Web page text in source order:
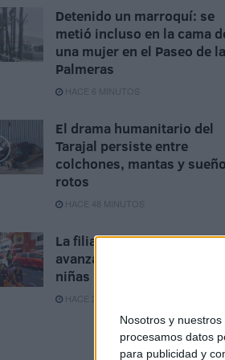
Nosotros y nuestros
procesamos datos
para publicidad y
Detenido un marroquí: se
metió incluso en la cama
una mujer en el Paseo de
Palmeras
HACE 6 MINUTOS
El drama humanitario del
Tarajal persiste entre
colchones, mantas y
rotos
HACE 48 MINUTOS
La filiación de menores
avanza con un grupo de
niñas marroquíes
HACE 2 HORAS